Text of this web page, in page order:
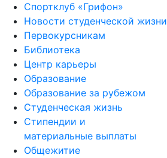
Спортклуб «Грифон»
Новости студенческой жизни
Первокурсникам
Библиотека
Центр карьеры
Образование
Образование за рубежом
Студенческая жизнь
Стипендии и
материальные выплаты
Общежитие